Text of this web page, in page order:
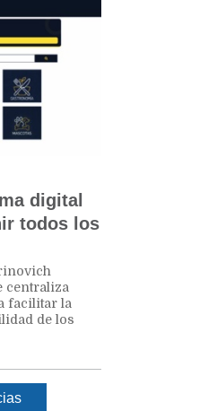
digital
todos los
centraliza
facilitar la
de los